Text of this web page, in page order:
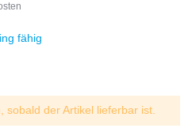
fähig
sobald der Artikel lieferbar ist.